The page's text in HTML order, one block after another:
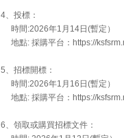
4、投標：
時間:2026年1月14日(暫定）
地點: 採購平台：https://
5、招標開標：
時間:2026年1月16日(暫定）
地點: 採購平台：https://
6、領取或購買招標文件：